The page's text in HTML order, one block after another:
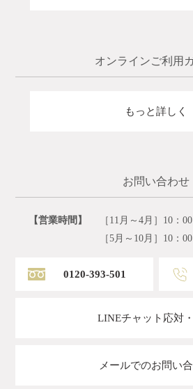
オンラインご利用
もっと詳しく
お問い合わせ
【営業時間】
［11月～4月］10：
［5月～10月］10：
0120-393-501
LINEチャット応対
メールでのお問い